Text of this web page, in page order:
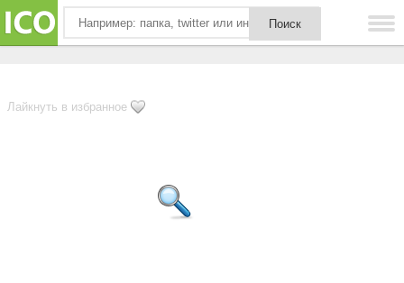
Лайкнуть в избранное